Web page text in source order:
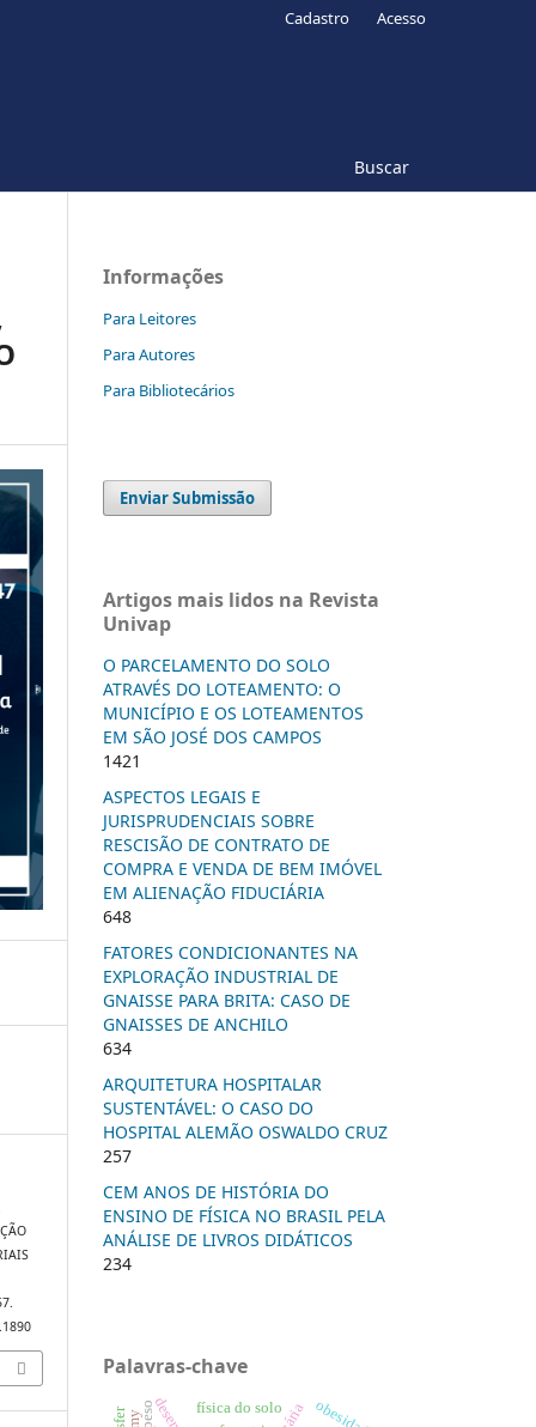
Buscar
Cadastro Acesso
Informações
Para Leitores
Para Autores
Para Bibliotecários
Enviar Submissão
Artigos mais lidos na Revista
Univap
O PARCELAMENTO DO SOLO
ATRAVÉS DO LOTEAMENTO: O
MUNICÍPIO E OS LOTEAMENTOS
EM SÃO JOSÉ DOS CAMPOS
1421
ASPECTOS LEGAIS E
JURISPRUDENCIAIS SOBRE
RESCISÃO DE CONTRATO DE
COMPRA E VENDA DE BEM IMÓVEL
EM ALIENAÇÃO FIDUCIÁRIA
648
FATORES CONDICIONANTES NA
EXPLORAÇÃO INDUSTRIAL DE
GNAISSE PARA BRITA: CASO DE
GNAISSES DE ANCHILO
634
ARQUITETURA HOSPITALAR
SUSTENTÁVEL: O CASO DO
HOSPITAL ALEMÃO OSWALDO CRUZ
257
CEM ANOS DE HISTÓRIA DO
ENSINO DE FÍSICA NO BRASIL PELA
ANÁLISE DE LIVROS DIDÁTICOS
234
Palavras-chave
física do solo